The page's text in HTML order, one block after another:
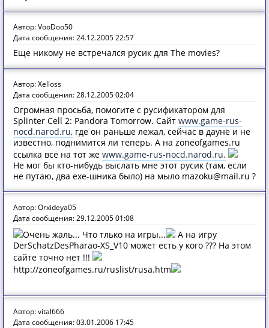
Автор: VooDoo50
Дата сообщения: 24.12.2005 22:57
Еще никому не встречался русик для The movies?
Автор: Xelloss
Дата сообщения: 28.12.2005 02:04
Огромная просьба, помогите с русификатором для
Splinter Cell 2: Pandora Tomorrow. Сайт www.game-rus-
nocd.narod.ru, где он раньше лежал, сейчас в дауне и не
известно, поднимится ли теперь. А на zoneofgames.ru
ссылка всё на тот же www.game-rus-nocd.narod.ru.
Не мог бы кто-нибудь выслать мне этот русик (там, если
не путаю, два exe-шника было) на мыло mazoku@mail.ru ?
Автор: Orxideya05
Дата сообщения: 29.12.2005 01:08
Очень жаль... Что тлько на игры...
А на игру
DerSchatzDesPharao-XS_V10 может есть у кого ??? На этом
сайте точно нет !!!
http://zoneofgames.ru/ruslist/rusa.htm
Автор: vital666
Дата сообщения: 03.01.2006 17:45